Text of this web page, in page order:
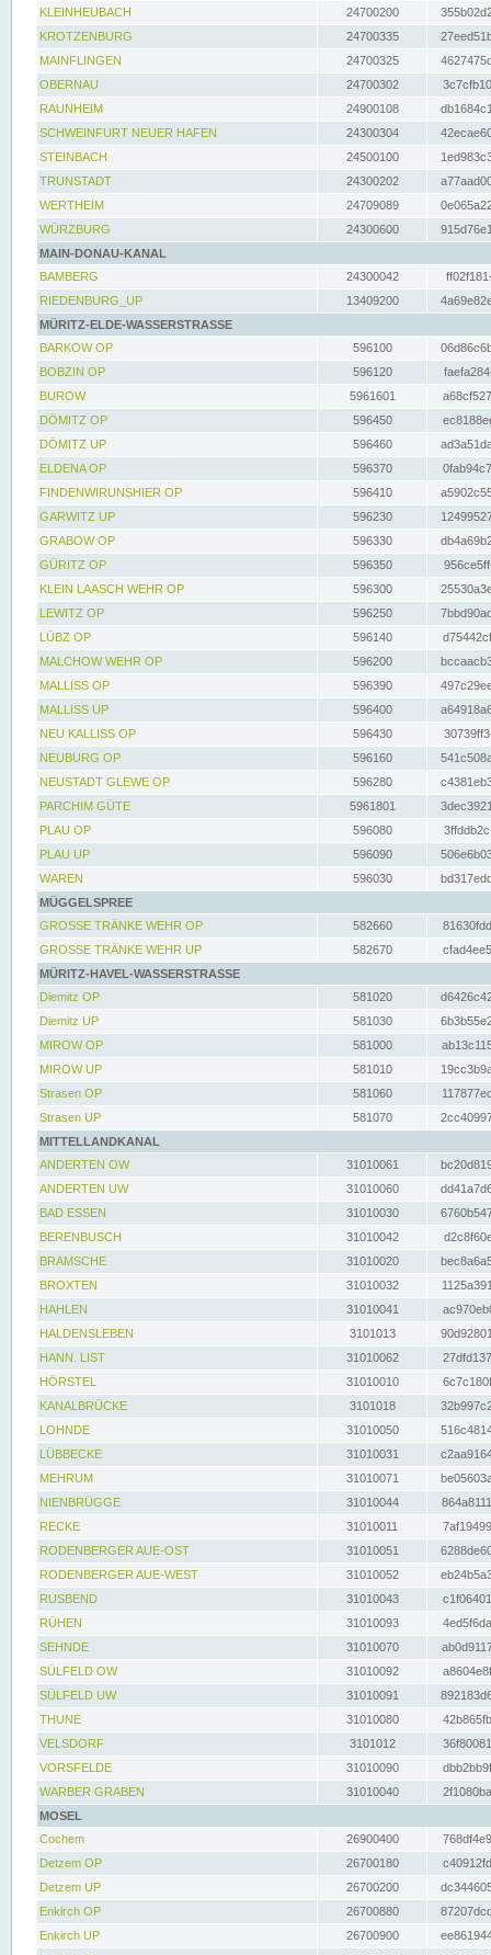
KLEINHEUBACH 24700200
KROTZENBURG
24700335
MAINFLINGEN
24700325
OBERNAU
24700302
RAUNHEIM
24900108
SCHWEINFURT NEUER HAFEN
24300304
STEINBACH
24500100
TRUNSTADT
24300202
WERTHEIM
24709089
WÜRZBURG
24300600
MAIN-DONAU-KANAL
BAMBERG
24300042
RIEDENBURG_UP
13409200
MÜRITZ-ELDE-WASSERSTRASSE
BARKOW OP
596100
BOBZIN OP
596120
BUROW
5961601
DÖMITZ OP
596450
DÖMITZ UP
596460
ELDENA OP
596370
FINDENWIRUNSHIER OP
596410
GARWITZ UP
596230
GRABOW OP
596330
GÜRITZ OP
596350
KLEIN LAASCH WEHR OP
596300
LEWITZ OP
596250
LÜBZ OP
596140
MALCHOW WEHR OP
596200
MALLISS OP
596390
MALLISS UP
596400
NEU KALLISS OP
596430
NEUBURG OP
596160
NEUSTADT GLEWE OP
596280
PARCHIM GÜTE
5961801
PLAU OP
596080
PLAU UP
596090
WAREN
596030
MÜGGELSPREE
GROSSE TRÄNKE WEHR OP
582660
GROSSE TRÄNKE WEHR UP
582670
MÜRITZ-HAVEL-WASSERSTRASSE
Diemitz OP
581020
Diemitz UP
581030
MIROW OP
581000
MIROW UP
581010
Strasen OP
581060
Strasen UP
581070
MITTELLANDKANAL
ANDERTEN OW
31010061
ANDERTEN UW
31010060
BAD ESSEN
31010030
BERENBUSCH
31010042
BRAMSCHE
31010020
BROXTEN
31010032
HAHLEN
31010041
HALDENSLEBEN
3101013
HANN. LIST
31010062
HÖRSTEL
31010010
KANALBRÜCKE
3101018
LOHNDE
31010050
LÜBBECKE
31010031
MEHRUM
31010071
NIENBRÜGGE
31010044
RECKE
31010011
RODENBERGER AUE-OST
31010051
RODENBERGER AUE-WEST
31010052
RUSBEND
31010043
RÜHEN
31010093
SEHNDE
31010070
SÜLFELD OW
31010092
SÜLFELD UW
31010091
THUNE
31010080
VELSDORF
3101012
VORSFELDE
31010090
WARBER GRABEN
31010040
MOSEL
Cochem
26900400
Detzem OP
26700180
Detzem UP
26700200
Enkirch OP
26700880
Enkirch UP
26700900